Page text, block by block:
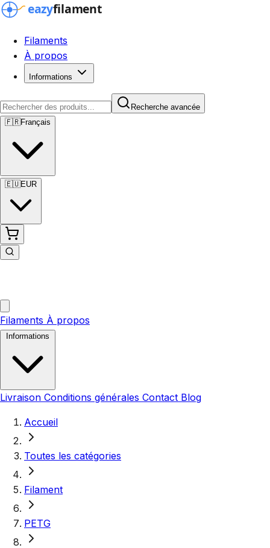
Filaments
À propos
Informations
Recherche avancée
🇫🇷Français
🇪🇺EUR
Filaments À propos
Livraison Conditions générales Contact Blog
Accueil
Toutes les catégories
Filament
PETG